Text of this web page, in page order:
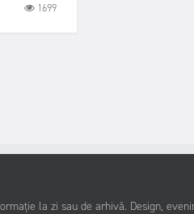
1699
la zi sau de arhivă. Design,